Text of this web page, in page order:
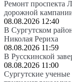
Ремонт проспекта
дорожной
08.08.2026 12:40
В Сургутском
Николая Рериха
08.08.2026 11:59
В Русскинской
08.08.2026 11:00
Сургутские